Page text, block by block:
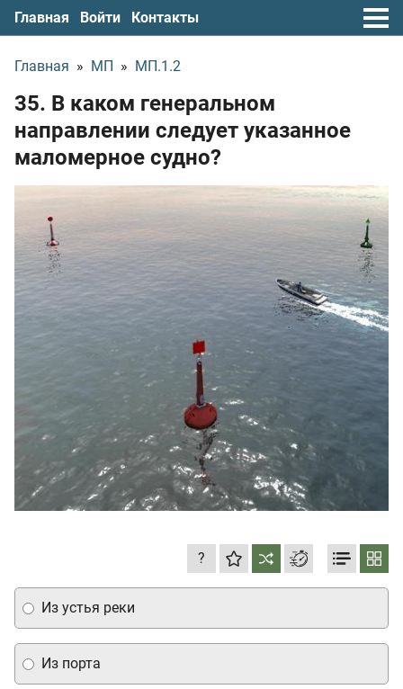
Главная Войти Контакты
Главная » МП » МП.1.2
35. В каком генеральном
направлении следует указанное
маломерное судно?
?
Из порта
Из устья реки